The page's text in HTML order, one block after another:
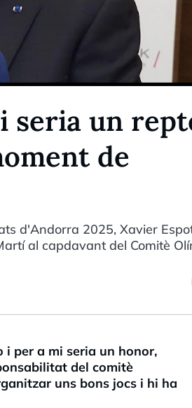
seria un
de
d'Andorra 2025, Xavier
al capdavant del Comitè
i per a mi seria un honor,
del comitè
uns bons jocs i hi ha